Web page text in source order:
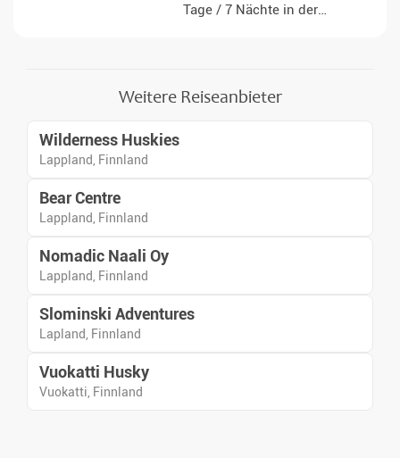
Tage / 7 Nächte in der
reisen und Ihr eigenes
Weitere Reiseanbieter
Wilderness Huskies
Lappland, Finnland
Bear Centre
Lappland, Finnland
Nomadic Naali Oy
Lappland, Finnland
Slominski Adventures
Lapland, Finnland
Vuokatti Husky
Vuokatti, Finnland